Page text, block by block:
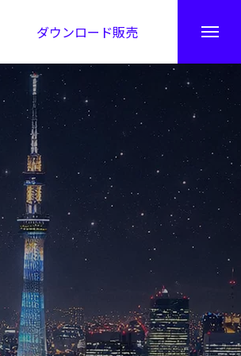
ダウンロード販売
秘伝公開！吉凶カレンダー